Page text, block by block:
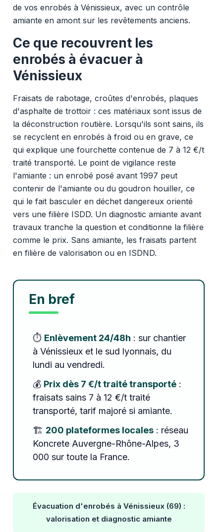
de vos enrobés à Vénissieux, avec un contrôle
amiante en amont sur les revêtements anciens.
Ce que recouvrent les
enrobés à évacuer à
Vénissieux
Fraisats de rabotage, croûtes d'enrobés, plaques
d'asphalte de trottoir : ces matériaux sont issus de
la déconstruction routière. Lorsqu'ils sont sains, ils
se recyclent en enrobés à froid ou en grave, ce
qui explique une fourchette contenue de 7 à 12 €/t
traité transporté. Le point de vigilance reste
l'amiante : un enrobé posé avant 1997 peut
contenir de l'amiante ou du goudron houiller, ce
qui le fait basculer en déchet dangereux orienté
vers une filière ISDD. Un diagnostic amiante avant
travaux tranche la question et conditionne la filière
comme le prix. Sans amiante, les fraisats partent
en filière de valorisation ou en ISDND.
En bref
⏱️ Enlèvement 24/48h : sur chantier
à Vénissieux et le sud lyonnais, du
lundi au vendredi.
💰 Prix dès 7 €/t traité transporté:
fraisats sains 7 à 12 €/t traité
transporté, tarif majoré si amiante.
🏗️ 200 plateformes locales: réseau
Koncrete Auvergne-Rhône-Alpes, 3
000 sur toute la France.
Évacuation d'enrobés à Vénissieux (69) :
valorisation et diagnostic amiante